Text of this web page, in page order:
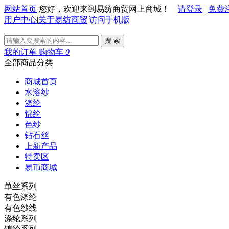
网站首页 您好，欢迎来到易纺商贸网上商城！ 请登录 | 免费
用户中心|关于易纺商贸|访问手机版
搜 索
我的订单 购物车 0
全部商品分类
商城首页
水溶纱
涤纶
锦纶
色纱
钻石丝
上新产品
特卖区
易币商城
单丝系列
有色涤纶
有色纱线
涤纶系列